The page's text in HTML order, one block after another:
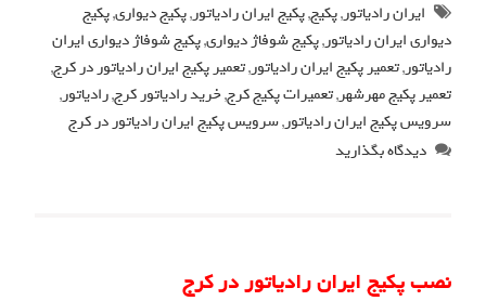
ایران رادیاتور,پکیج,پکیج ایران رادیاتور,پکیج دیواری,پکیج
دیواری ایران رادیاتور,پکیج شوفاژ دیواری,پکیج شوفاژ دیواری ایران
رادیاتور,تعمیر پکیج ایران رادیاتور,تعمیر پکیج ایران رادیاتور در کرج,
تعمیر پکیج مهرشهر,تعمیرات پکیج کرج,خرید رادیاتور کرج,رادیاتور,
سرویس پکیج ایران رادیاتور,سرویس پکیج ایران رادیاتور در کرج
دیدگاه بگذارید
نصب پکیج ایران رادیاتور در کرج